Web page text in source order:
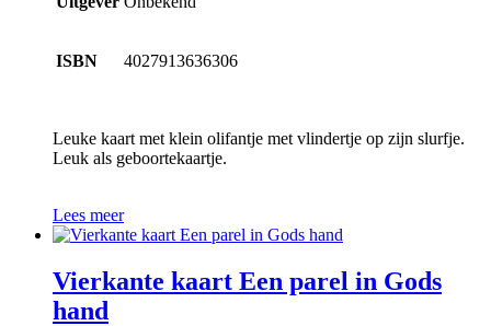
ISBN 4027913636306
Leuke kaart met klein olifantje met vlindertje op zijn slurfje.
Leuk als geboortekaartje.
Lees meer
Vierkante kaart Een parel in Gods
hand